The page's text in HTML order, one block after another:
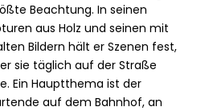
Beachtung. In seinen
aus Holz und seinen mit
Bildern hält er Szenen fest,
sie täglich auf der Straße
Ein Hauptthema ist der
auf dem Bahnhof, an